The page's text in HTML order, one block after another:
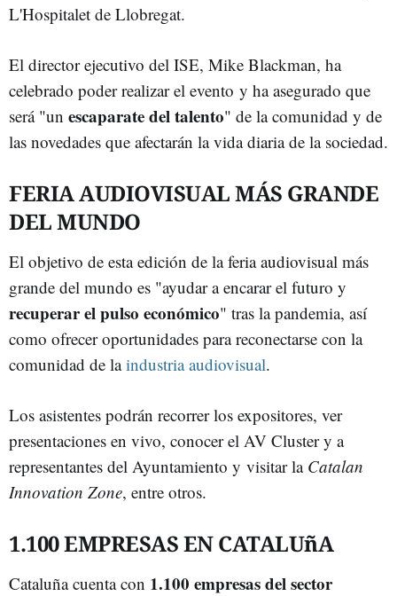
L'Hospitalet de Llobregat.
El director ejecutivo del ISE, Mike Blackman, ha
celebrado poder realizar el evento y ha asegurado que
será "un escaparate del talento" de la comunidad y de
las novedades que afectarán la vida diaria de la sociedad.
FERIA AUDIOVISUAL MÁS GRANDE
DEL MUNDO
El objetivo de esta edición de la feria audiovisual más
grande del mundo es "ayudar a encarar el futuro y
recuperar el pulso económico" tras la pandemia, así
como ofrecer oportunidades para reconectarse con la
comunidad de laindustria audiovisual.
Los asistentes podrán recorrer los expositores, ver
presentaciones en vivo, conocer el AV Cluster y a
representantes del Ayuntamiento y visitar la Catalan
Innovation Zone, entre otros.
1.100 EMPRESAS EN CATALUñA
Cataluña cuenta con 1.100 empresas del sector